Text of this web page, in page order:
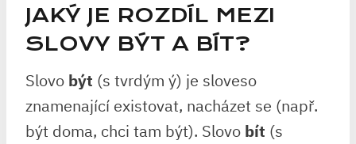
JAKÝ JE ROZDÍL MEZI
SLOVY BÝT A BÍT?
Slovo být (s tvrdým ý) je sloveso
znamenající existovat, nacházet se (např.
být doma, chci tam být). Slovo bít (s